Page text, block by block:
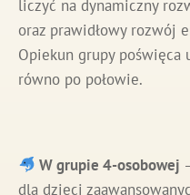
liczyć na dynamiczny
oraz prawidłowy rozwój
Opiekun grupy poświęca
równo po połowie.
W grupie 4-osobowej
dla dzieci